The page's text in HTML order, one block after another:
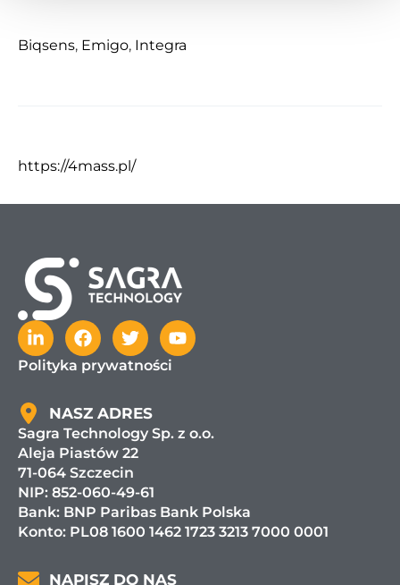
Biqsens, Emigo, Integra
https://4mass.pl/
Polityka prywatności
NASZ ADRES
Sagra Technology Sp. z o.o.
Aleja Piastów 22
71-064 Szczecin
NIP: 852-060-49-61
Bank: BNP Paribas Bank Polska
Konto: PL08 1600 1462 1723 3213 7000 0001
NAPISZ DO NAS